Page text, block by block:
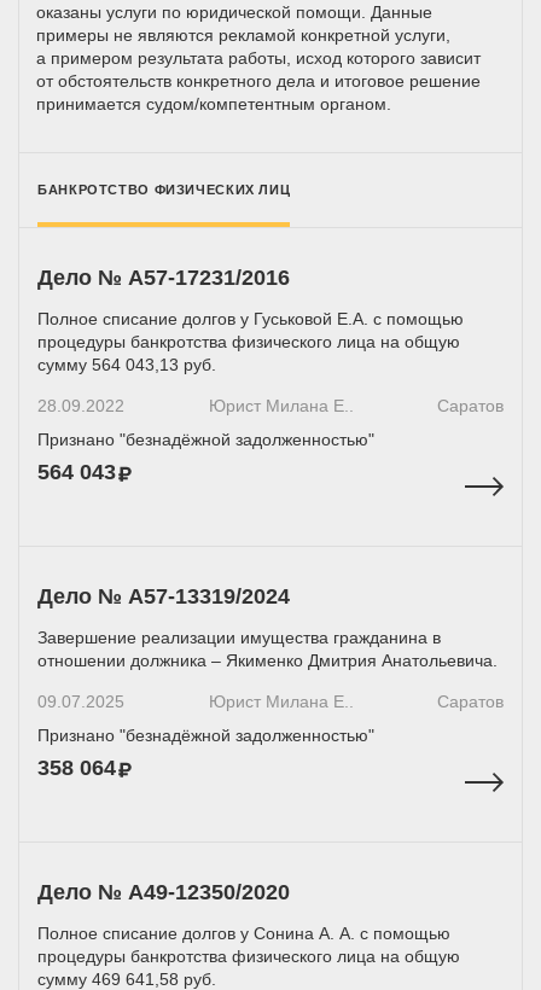
оказаны услуги по юридической помощи. Данные
примеры не являются рекламой конкретной услуги,
а примером результата работы, исход которого зависит
от обстоятельств конкретного дела и итоговое решение
принимается судом/компетентным органом.
БАНКРОТСТВО ФИЗИЧЕСКИХ ЛИЦ
Дело № A57-17231/2016
Полное списание долгов у Гуськовой Е.А. с помощью
процедуры банкротства физического лица на общую
сумму 564 043,13 руб.
28.09.2022 Юрист Милана Е..
Саратов
Признано "безнадёжной задолженностью"
564 043
Дело № А57-13319/2024
Завершение реализации имущества гражданина в
отношении должника – Якименко Дмитрия Анатольевича.
09.07.2025 Юрист Милана Е..
Саратов
Признано "безнадёжной задолженностью"
358 064
Дело № А49-12350/2020
Полное списание долгов у Сонина А. А. с помощью
процедуры банкротства физического лица на общую
сумму 469 641,58 руб.